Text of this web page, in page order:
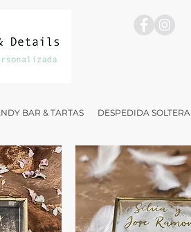
BAR & TARTAS DESPEDIDA SOLTERA